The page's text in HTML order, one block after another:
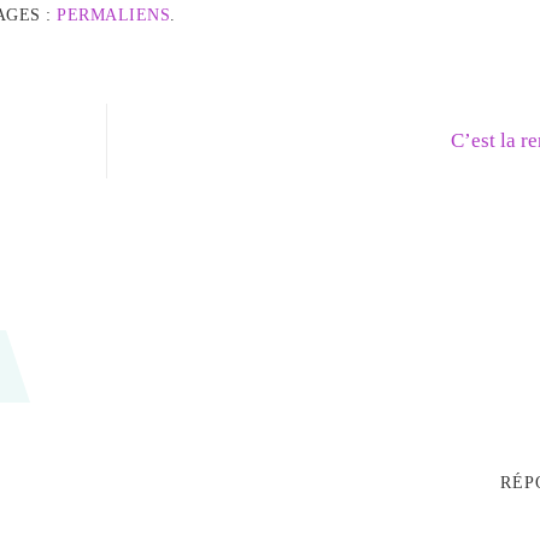
: PERMALIENS.
C’est la